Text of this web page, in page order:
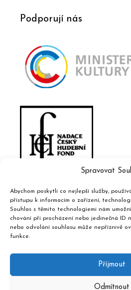
Spravovat
Abychom poskytli co nejlepší služby,
přístupu k informacím o zařízení,
Souhlas s těmito technologiemi nám
chování při procházení nebo jedinečná ID
nebo odvolání souhlasu může nepříznivě
funkce.
Příjmout
Odmítnout
Podporují nás